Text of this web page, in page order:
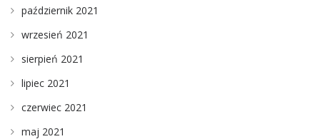
październik 2021
wrzesień 2021
sierpień 2021
lipiec 2021
czerwiec 2021
maj 2021